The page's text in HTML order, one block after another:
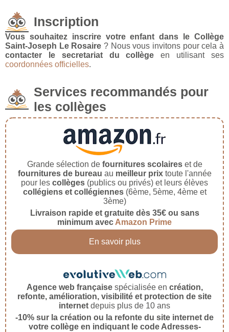
Inscription
Vous souhaitez inscrire votre enfant dans le Collège
Saint-Joseph Le Rosaire ? Nous vous invitons pour cela à
contacter le secretariat du collège en utilisant ses
coordonnées officielles.
Services recommandés pour
les collèges
Grande sélection de fournitures scolaireset de
fournitures de bureau au meilleur prixtoute l'année
pour les collèges (publics ou privés) et leurs élèves
collégiens et collégiennes(6ème, 5ème, 4ème et
3ème)
Livraison rapide et gratuite dès 35€ ou sans
minimum avec Amazon Prime
En savoir plus
Agence web françaisespécialisée en création,
refonte, amélioration, visibilité et protection de site
internet depuis plus de 10 ans
-10% sur la création ou la refonte du site internet de
votre collège en indiquant le code Adresses-